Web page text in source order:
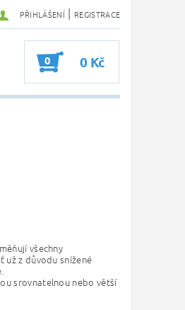
PŘIHLÁŠENÍ | REGISTRACE
0 0 Kč
všechny
už z důvodu snížené
srovnatelnou nebo větší